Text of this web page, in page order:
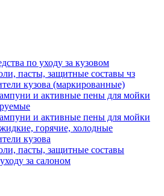
по уходу за кузовом
пасты, защитные составы чз
кузова (маркированные)
и активные пены для мойки
и активные пены для мойки
горячие, холодные
кузова
пасты, защитные составы
за салоном